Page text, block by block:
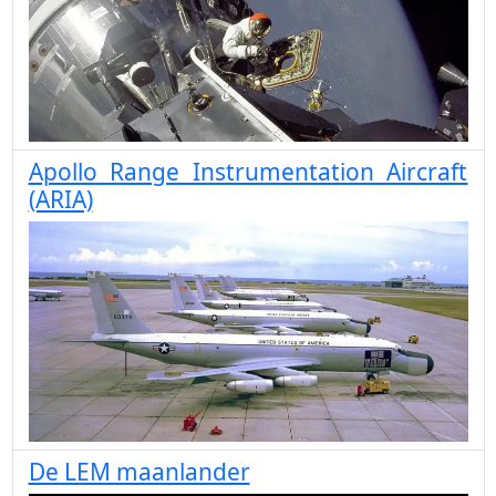
Apollo Range Instrumentation Aircraft
(ARIA)
De LEM maanlander